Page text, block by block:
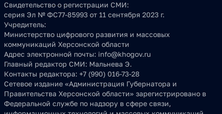
Свидетельство о регистрации СМИ:
серия Эл № ФС77-85993 от 11 сентября 2023 г.
Учредитель:
Министерство цифрового развития и массовых
коммуникаций Херсонской области
Адрес электронной почты: info@khogov.ru
Главный редактор СМИ: Мальнева Э.
Контакты редактора: +7 (990) 016-73-28
Сетевое издание «Администрация Губернатора и
Правительства Херсонской области» зарегистрировано в
Федеральной службе по надзору в сфере связи,